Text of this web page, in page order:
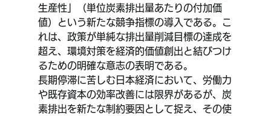
生産性」（単位炭素排出量あたりの付加価
値）という新たな競争指標の導入である。こ
れは、政策が単純な排出量削減目標の達成を
超え、環境対策を経済的価値創出と結びつけ
るための明確な意志の表明である。
長期停滞に苦しむ日本経済において、労働力
や既存資本の効率改善には限界があるが、炭
素排出を新たな制約要因として捉え、その使